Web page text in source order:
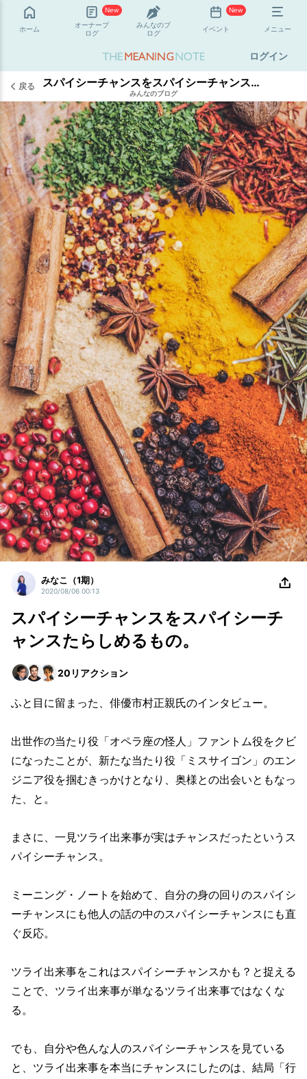
ホーム
New
オーナーブ
ログ
みんなのブ
ログ
New
イベント メニュー
ログイン
戻る スパイシーチャンスをスパイシーチャンスたらしめるもの。
みんなのブログ
みなこ（1期）
2020/08/06 00:13
スパイシーチャンスをスパイシーチ
ャンスたらしめるもの。
20 リアクション
ふと目に留まった、俳優市村正親氏のインタビュー。
出世作の当たり役「オペラ座の怪人」ファントム役をクビ
になったことが、新たな当たり役「ミスサイゴン」のエン
ジニア役を掴むきっかけとなり、奥様との出会いともなっ
た、と。
まさに、一見ツライ出来事が実はチャンスだったというス
パイシーチャンス。
ミーニング・ノートを始めて、自分の身の回りのスパイシ
ーチャンスにも他人の話の中のスパイシーチャンスにも直
ぐ反応。
ツライ出来事をこれはスパイシーチャンスかも？と捉える
ことで、ツライ出来事が単なるツライ出来事ではなくな
る。
でも、自分や色んな人のスパイシーチャンスを見ている
と、ツライ出来事を本当にチャンスにしたのは、結局「行